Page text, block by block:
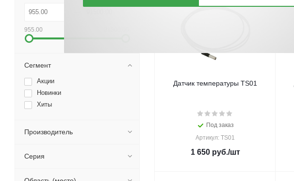
Датчик температуры TS01
Под заказ
Артикул: TS01
1 650руб./шт
955.00
Сегмент
Акции
Новинки
Хиты
Производитель
Серия